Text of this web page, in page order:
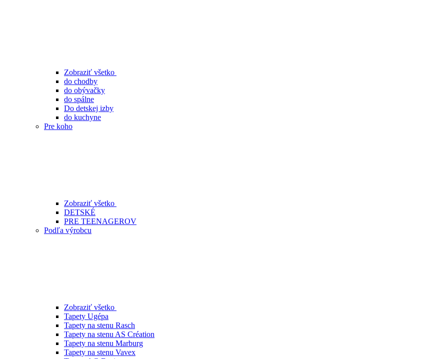
Zobraziť všetko
do chodby
do obývačky
do spálne
Do detskej izby
do kuchyne
Pre koho
Zobraziť všetko
DETSKÉ
PRE TEENAGEROV
Podľa výrobcu
Zobraziť všetko
Tapety Ugépa
Tapety na stenu Rasch
Tapety na stenu AS Création
Tapety na stenu Marburg
Tapety na stenu Vavex